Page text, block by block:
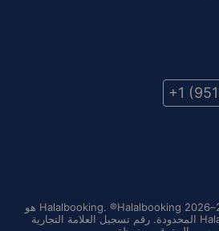
+1
حقوق التأليف والنشر © 2014–2026 Halalbooking. ®Halalbooking هو
اسم تجاري لشركة Halalbooking المحدودة. رقم تسجيل العلامة التجارية